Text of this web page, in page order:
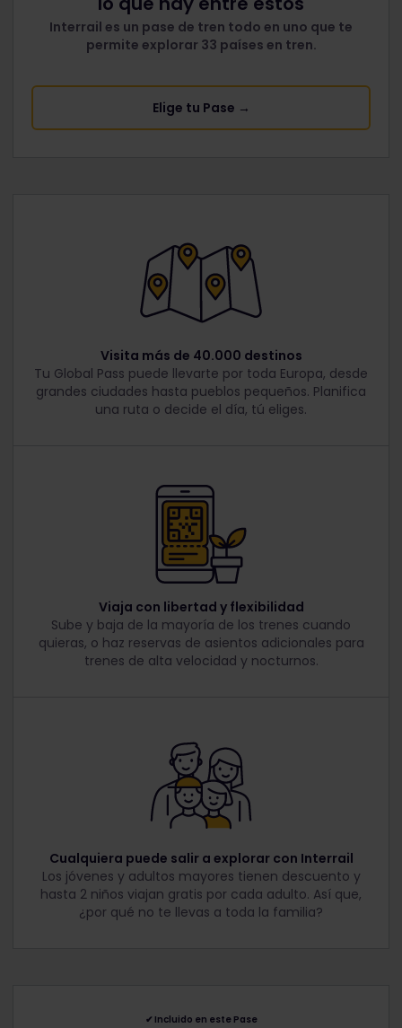
Interrail es un pase de tren todo en uno que te
permite explorar 33 países en tren.
Elige tu Pase →
Visita más de 40.000 destinos
Tu Global Pass puede llevarte por toda Europa, desde
grandes ciudades hasta pueblos pequeños. Planifica
una ruta o decide el día, tú eliges.
Viaja con libertad y flexibilidad
Sube y baja de la mayoría de los trenes cuando
quieras, o haz reservas de asientos adicionales para
trenes de alta velocidad y nocturnos.
Cualquiera puede salir a explorar con Interrail
Los jóvenes y adultos mayores tienen descuento y
hasta 2 niños viajan gratis por cada adulto. Así que,
¿por qué no te llevas a toda la familia?
✔︎ Incluido en este Pase